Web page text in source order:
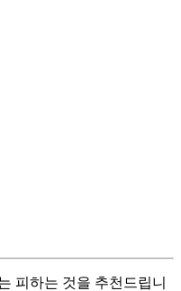
피하는 것을 추천드립니